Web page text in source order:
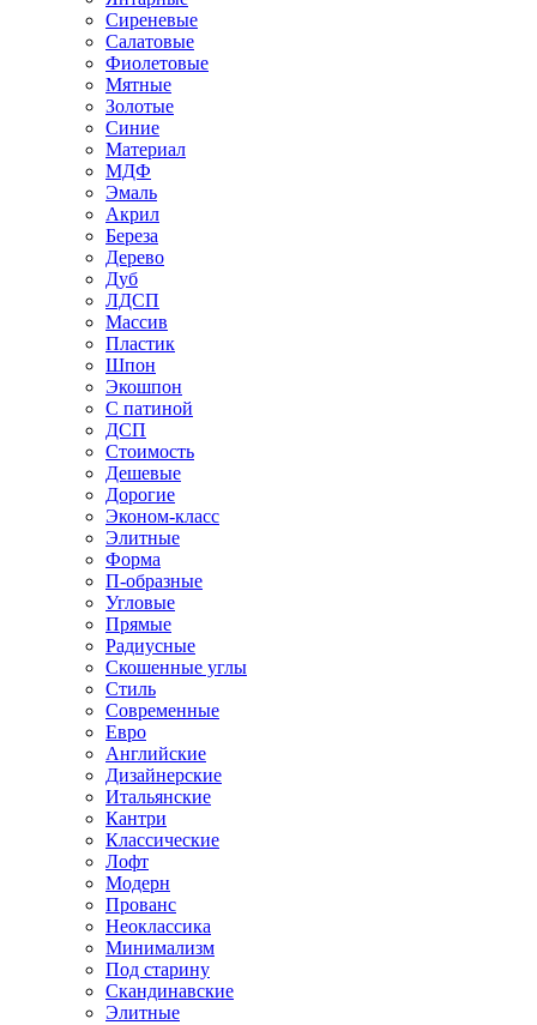
Сиреневые
Салатовые
Фиолетовые
Мятные
Золотые
Синие
Материал
МДФ
Эмаль
Акрил
Береза
Дерево
Дуб
ЛДСП
Массив
Пластик
Шпон
Экошпон
С патиной
ДСП
Стоимость
Дешевые
Дорогие
Эконом-класс
Элитные
Форма
П-образные
Угловые
Прямые
Радиусные
Скошенные углы
Стиль
Современные
Евро
Английские
Дизайнерские
Итальянские
Кантри
Классические
Лофт
Модерн
Прованс
Неоклассика
Минимализм
Под старину
Скандинавские
Элитные